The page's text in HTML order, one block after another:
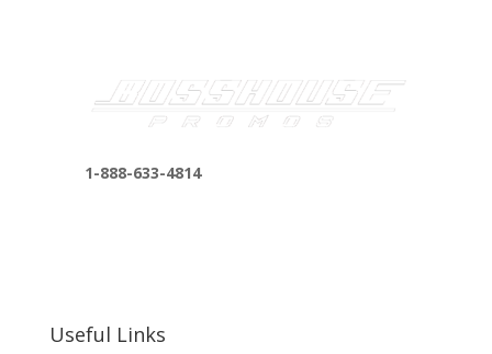
1-888-633-4814
Useful Links